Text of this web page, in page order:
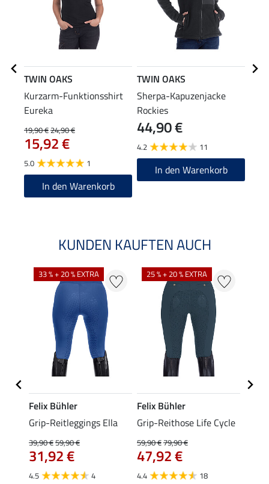
TWIN OAKS
Kurzarm-Funktionsshirt
Eureka
19,90 €24,90 €
15,92 €
5.0 1
In den Warenkorb
TWIN OAKS
Sherpa-Kapuzenjacke
Rockies
44,90 €
4.2 11
In den Warenkorb
KUNDEN KAUFTEN AUCH
33 % + 20 % EXTRA
Felix Bühler
Grip-Reitleggings Ella
39,90 €59,90 €
31,92 €
4.5 4
25 % + 20 % EXTRA
Felix Bühler
Grip-Reithose Life Cycle
59,90 €79,90 €
47,92 €
4.4 18